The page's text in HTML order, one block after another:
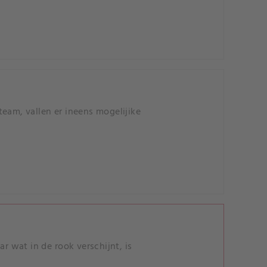
vallen er ineens mogelijike
wat in de rook verschijnt, is